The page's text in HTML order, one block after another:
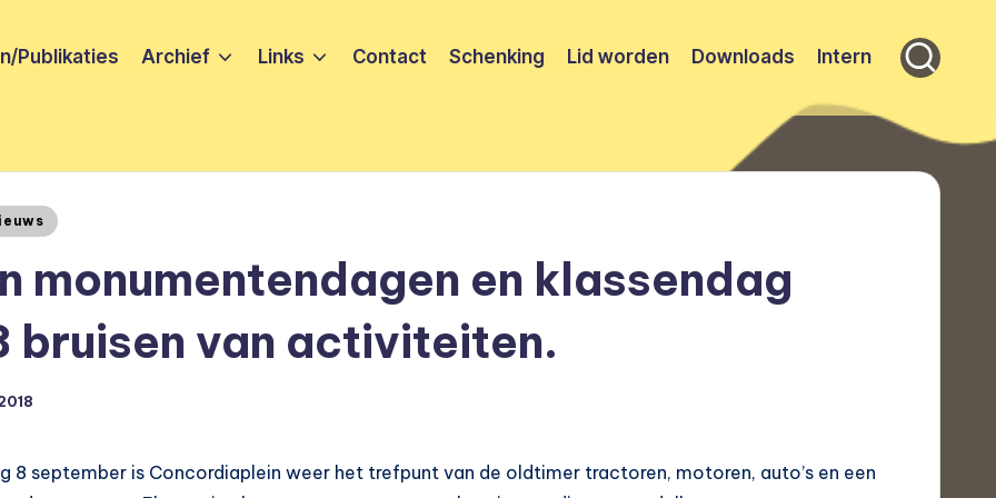
Publikaties Archief Links Contact Schenking Lid worden Downloads Intern
monumentendagen en klassendag
bruisen van activiteiten.
8 september is Concordiaplein weer het trefpunt van de oldtimer tractoren, motoren, auto’s en een